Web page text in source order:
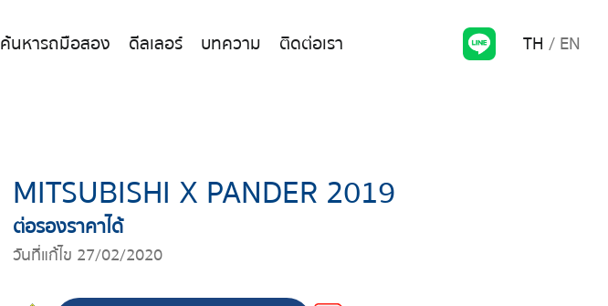
ค้นหารถมือสอง ดีลเลอร์ บทความ ติดต่อเรา TH EN
MITSUBISHI X PANDER 2019
ต่อรองราคาได้
วันที่แก้ไข 27/02/2020